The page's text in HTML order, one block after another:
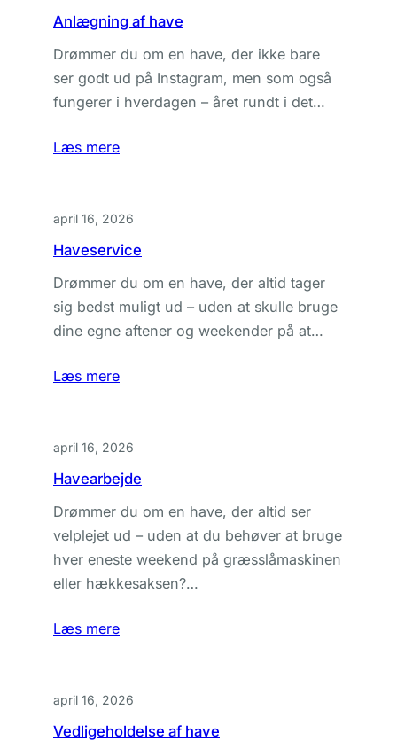
Anlægning af have
Drømmer du om en have, der ikke bare
ser godt ud på Instagram, men som også
fungerer i hverdagen – året rundt i det…
Læs mere
april 16, 2026
Haveservice
Drømmer du om en have, der altid tager
sig bedst muligt ud – uden at skulle bruge
dine egne aftener og weekender på at…
Læs mere
april 16, 2026
Havearbejde
Drømmer du om en have, der altid ser
velplejet ud – uden at du behøver at bruge
hver eneste weekend på græsslåmaskinen
eller hækkesaksen?…
Læs mere
april 16, 2026
Vedligeholdelse af have